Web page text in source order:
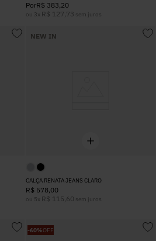
PorR$ 383,20
ou 3 x R$ 127,73 sem juros
NEW IN
CALÇA RENATA JEANS CLARO
R$ 578,00
ou 5 x R$ 115,60 sem juros
-60%OFF